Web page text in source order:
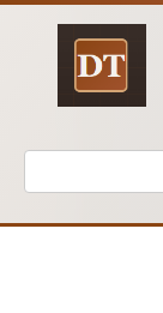
Перейти
Поиск: